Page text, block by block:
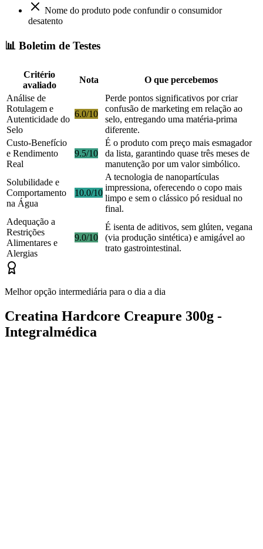
Nome do produto pode confundir o consumidor
desatento
📊 Boletim de Testes
Critério
avaliado
Nota
O que percebemos
Análise de
Rotulagem e
Autenticidade do
Selo
6.0/10
Perde pontos significativos por criar
confusão de marketing em relação ao
selo, entregando uma matéria-prima
diferente.
Custo-Benefício
e Rendimento
Real
9.5/10
É o produto com preço mais esmagador
da lista, garantindo quase três meses de
manutenção por um valor simbólico.
Solubilidade e
Comportamento
na Água
10.0/10
A tecnologia de nanopartículas
impressiona, oferecendo o copo mais
limpo e sem o clássico pó residual no
final.
Adequação a
Restrições
Alimentares e
Alergias
9.0/10
É isenta de aditivos, sem glúten, vegana
(via produção sintética) e amigável ao
trato gastrointestinal.
Melhor opção intermediária para o dia a dia
Creatina Hardcore Creapure 300g -
Integralmédica